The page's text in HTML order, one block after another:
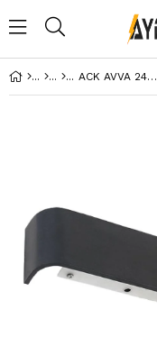
ACK AVVA 24W SİYAH 4000K LED DUVAR ARMATÜRÜ AH07-03711